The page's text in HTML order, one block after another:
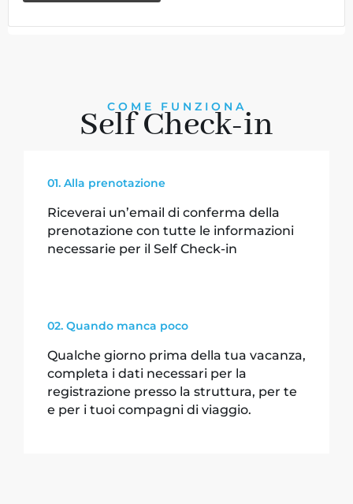
COME FUNZIONA
Self Check-in
01. Alla prenotazione
Riceverai un’email di conferma della
prenotazione con tutte le informazioni
necessarie per il Self Check-in
02. Quando manca poco
Qualche giorno prima della tua vacanza,
completa i dati necessari per la
registrazione presso la struttura, per te
e per i tuoi compagni di viaggio.